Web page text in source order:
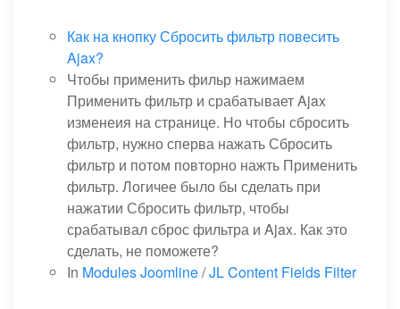
Как на кнопку Сбросить фильтр повесить
Ajax?
Чтобы применить фильр нажимаем
Применить фильтр и срабатывает Ajax
изменеия на странице. Но чтобы сбросить
фильтр, нужно сперва нажать Сбросить
фильтр и потом повторно нажть Применить
фильтр. Логичее было бы сделать при
нажатии Сбросить фильтр, чтобы
срабатывал сброс фильтра и Ajax. Как это
сделать, не поможете?
In Modules Joomline/JL Content Fields Filter